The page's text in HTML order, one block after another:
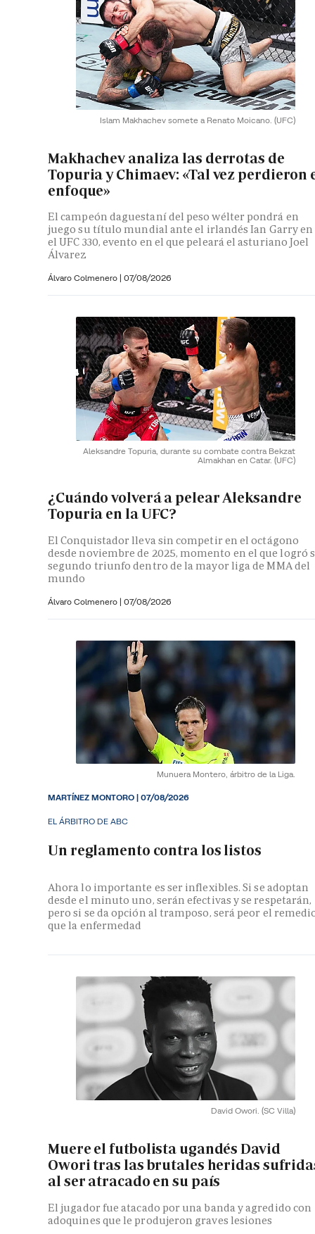
Islam Makhachev somete a Renato Moicano. (UFC)
Makhachev analiza las derrotas de
Topuria y Chimaev: «Tal vez perdieron
enfoque»
El campeón daguestaní del peso wélter pondrá en
juego su título mundial ante el irlandés Ian Garry en
el UFC 330, evento en el que peleará el asturiano Joel
Álvarez
Álvaro Colmenero | 07/08/2026
Aleksandre Topuria, durante su combate contra Bekzat
Almakhan en Catar. (UFC)
¿Cuándo volverá a pelear Aleksandre
Topuria en la UFC?
El Conquistador lleva sin competir en el octágono
desde noviembre de 2025, momento en el que logró
segundo triunfo dentro de la mayor liga de MMA del
mundo
Álvaro Colmenero | 07/08/2026
Munuera Montero, árbitro de la Liga.
EL ÁRBITRO DE ABC
Un reglamento contra los listos
Ahora lo importante es ser inflexibles. Si se adoptan
desde el minuto uno, serán efectivas y se respetarán,
pero si se da opción al tramposo, será peor el
que la enfermedad
MARTÍNEZ MONTORO|07/08/2026
David Owori. (SC Villa)
Muere el futbolista ugandés David
Owori tras las brutales heridas
al ser atracado en su país
El jugador fue atacado por una banda y agredido con
adoquines que le produjeron graves lesiones